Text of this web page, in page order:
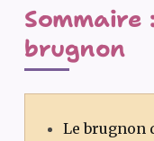
Sommaire
brugnon
Le brugnon